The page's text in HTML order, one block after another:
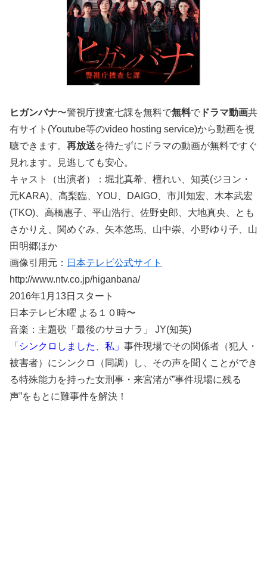
ヒガンバナ〜警視庁捜査七課を無料で無料で ドラマ動画共
有サイト(Youtube等のvideo hosting service)から動画を視
聴できます。 再放送を待たずにドラマの動画が無料ですぐ
見れます。見逃しても安心。
キャスト（出演者）：堀北真希、檀れい、知英(ジヨン・
元KARA)、高梨臨、YOU、DAIGO、市川知宏、木本武宏
(TKO)、高橋惠子、平山浩行、佐野史郎、大地真央、とも
さかりえ、関めぐみ、矢本悠馬、山中崇、小野ゆり子、山
田明郷ほか
画像引用元： 日本テレビ公式サイト
http://www.ntv.co.jp/higanbana/
2016年1月13日スタート
日本テレビ木曜 よる１０時〜
音楽：主題歌「最後のサヨナラ」 JY(知英)
「シンクロしました、私」 事件現場でその関係者（犯人・
被害者）にシンクロ（同調）し、その声を聞くことができ
る特殊能力を持った女刑事・来宮渚が”事件現場に残る
声”をもとに難事件を解決！